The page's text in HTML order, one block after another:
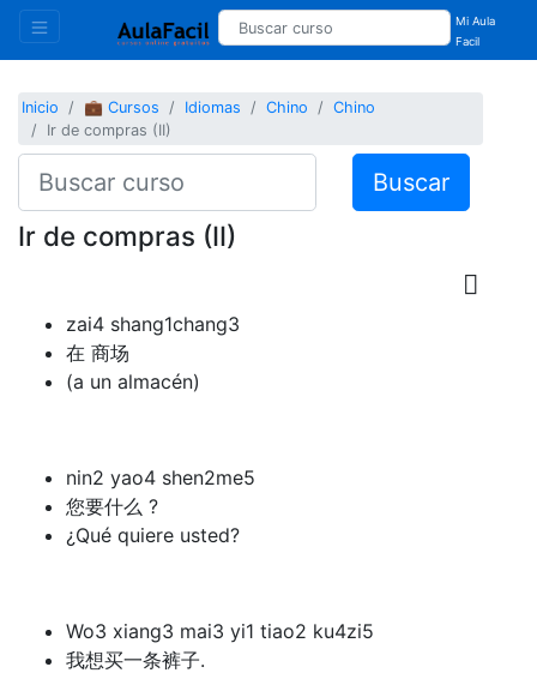
Mi Aula
Facil
Inicio 💼 Cursos Idiomas Chino
Chino
Ir de compras (II)
Buscar
Ir de compras (II)
zai4 shang1chang3
在 商场
(a un almacén)
nin2 yao4 shen2me5
您要什么 ?
¿Qué quiere usted?
Wo3 xiang3 mai3 yi1 tiao2 ku4zi5
我想买一条裤子.